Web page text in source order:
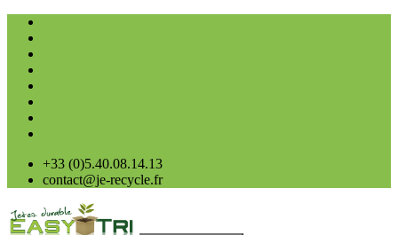
+33 (0)5.40.08.14.13
contact@je-recycle.fr